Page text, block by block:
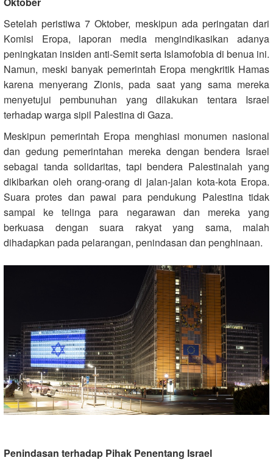
Setelah peristiwa 7 Oktober, meskipun ada peringatan dari
Komisi Eropa, laporan media mengindikasikan adanya
peningkatan insiden anti-Semit serta Islamofobia di benua ini.
Namun, meski banyak pemerintah Eropa mengkritik Hamas
karena menyerang Zionis, pada saat yang sama mereka
menyetujui pembunuhan yang dilakukan tentara Israel
terhadap warga sipil Palestina di Gaza.
Meskipun pemerintah Eropa menghiasi monumen nasional
dan gedung pemerintahan mereka dengan bendera Israel
sebagai tanda solidaritas, tapi bendera Palestinalah yang
dikibarkan oleh orang-orang di jalan-jalan kota-kota Eropa.
Suara protes dan pawai para pendukung Palestina tidak
sampai ke telinga para negarawan dan mereka yang
berkuasa dengan suara rakyat yang sama, malah
dihadapkan pada pelarangan, penindasan dan penghinaan.
Penindasan terhadap Pihak Penentang Israel